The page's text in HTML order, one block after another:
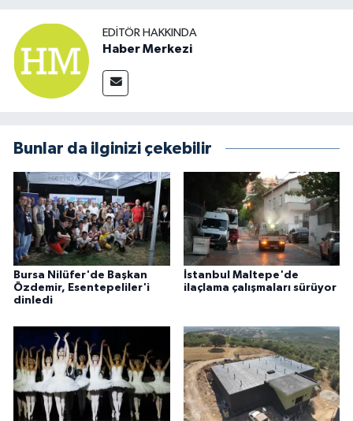
EDITÖR HAKKINDA
Haber Merkezi
Bunlar da ilginizi çekebilir
Bursa Nilüfer'de Başkan
Özdemir, Esentepeliler'i
dinledi
İstanbul Maltepe'de
ilaçlama çalışmaları sürüyor